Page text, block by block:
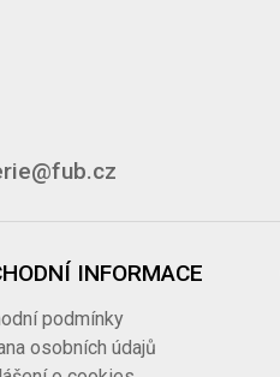
INFORMACE
podmínky
osobních údajů